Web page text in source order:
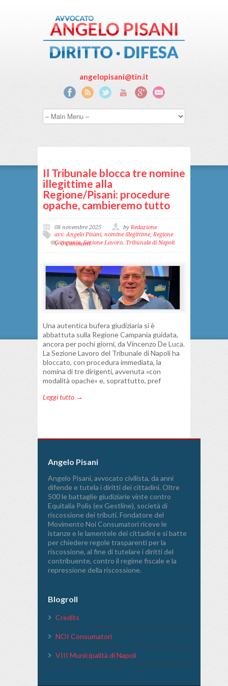
angelopisani@tin.it
Il Tribunale blocca tre nomine
illegittime alla
Regione/Pisani: procedure
opache, cambieremo tutto
08 novembre 2025 byRedazione
avv. Angelo Pisani, nomine illegittime,Regione
Campania,Sezione Lavoro, Tribunale di Napoli
0 Comment
Una autentica bufera giudiziaria si è
abbattuta sulla Regione Campania guidata,
ancora per pochi giorni, da Vincenzo De Luca.
La Sezione Lavoro del Tribunale di Napoli ha
bloccato, con procedura immediata, la
nomina di tre dirigenti, avvenuta «con
modalità opache» e, soprattutto, pref
Leggi tutto →
Angelo Pisani
Angelo Pisani, avvocato civilista, da anni
difende e tutela i diritti dei cittadini. Oltre
500 le battaglie giudiziarie vinte contro
Equitalia Polis (ex Gestline), società di
riscossione dei tributi. Fondatore del
Movimento Noi Consumatori riceve le
istanze e le lamentele dei cittadini e si batte
per chiedere regole trasparenti per la
riscossione, al fine di tutelare i diritti del
contribuente, contro il regime fiscale e la
repressione della riscossione.
Blogroll
Credits
NOI Consumatori
VIII Municipalità di Napoli